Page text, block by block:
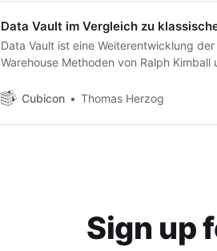
Data Vault im Vergleich zu
Data Vault ist eine Weiterentwicklung
Warehouse Methoden von Ralph Kimball
Cubicon Thomas Herzog
Sign up